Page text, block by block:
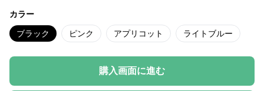
カラー
ブラック ピンク アプリコット ライトブルー
購入画面に進む